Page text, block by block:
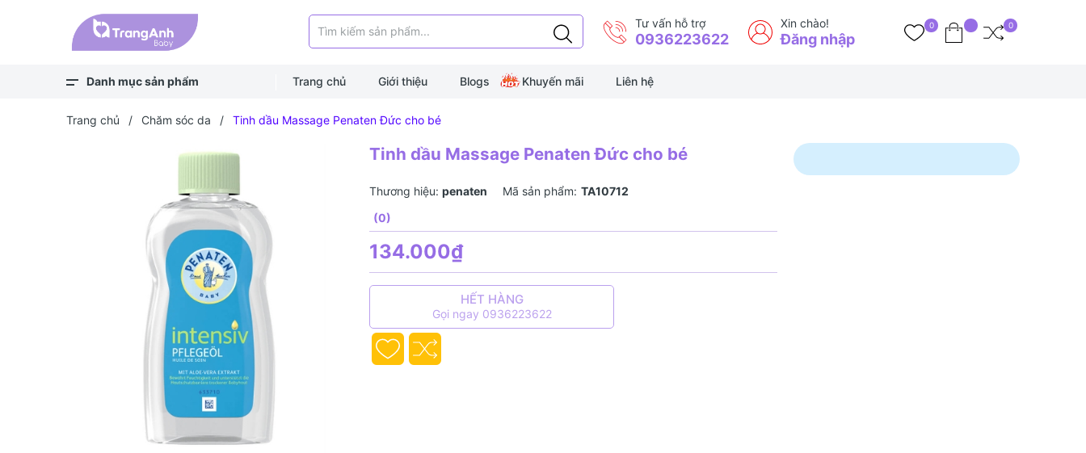
Tư vấn hỗ trợ
0936223622
Xin chào!
Đăng nhập
0 0
Danh mục sản phẩm Trang chủ Giới thiệu Blogs Khuyến mãi Liên hệ
Trang chủ / Chăm sóc da / Tinh dầu Massage Penaten Đức cho bé
Tinh dầu Massage Penaten Đức cho bé
Thương hiệu: penaten Mã sản phẩm: TA10712
(0)
134.000₫
HẾT HÀNG
Gọi ngay 0936223622